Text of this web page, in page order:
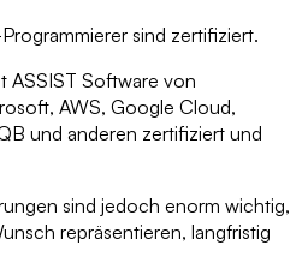
sind zertifiziert.
ASSIST Software von
AWS, Google Cloud,
und anderen zertifiziert und
sind jedoch enorm wichtig,
repräsentieren, langfristig